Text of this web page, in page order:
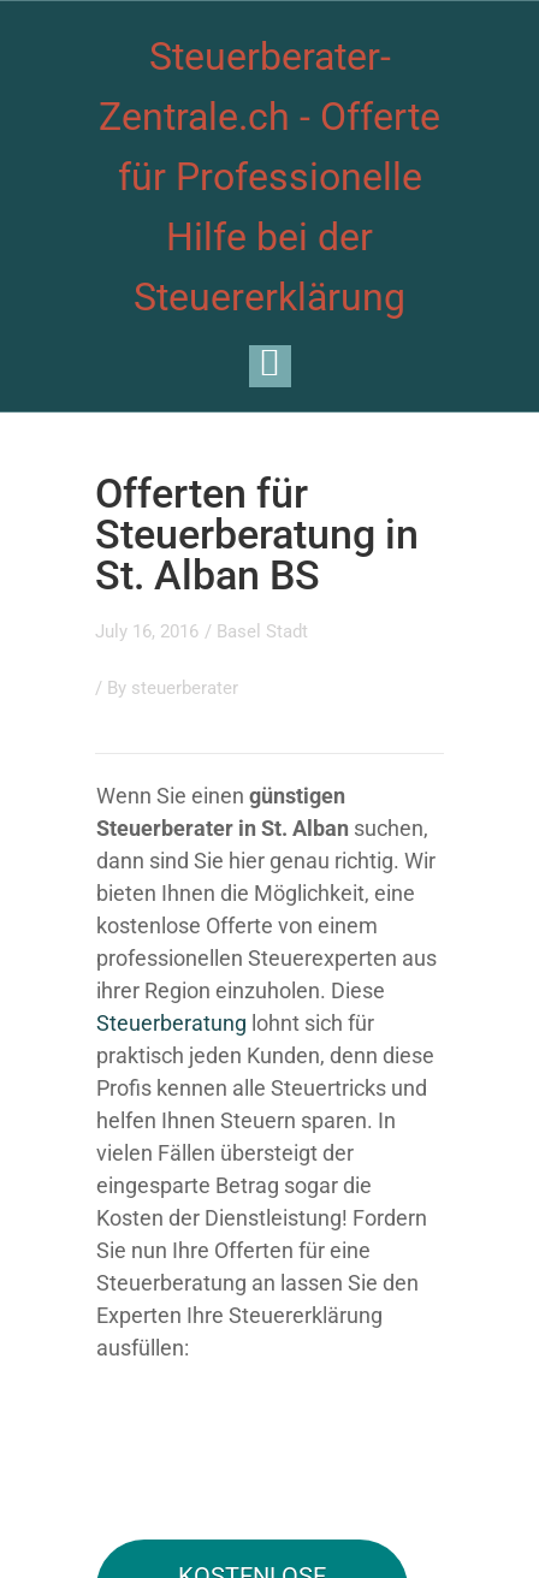
Steuerberater-
Zentrale.ch - Offerte
für Professionelle
Hilfe bei der
Steuererklärung
Offerten für
Steuerberatung in
St. Alban BS
July 16, 2016 / Basel Stadt
/ By steuerberater
Wenn Sie einen günstigen
Steuerberater in St. Alban suchen,
dann sind Sie hier genau richtig. Wir
bieten Ihnen die Möglichkeit, eine
kostenlose Offerte von einem
professionellen Steuerexperten aus
ihrer Region einzuholen. Diese
Steuerberatung lohnt sich für
praktisch jeden Kunden, denn diese
Profis kennen alle Steuertricks und
helfen Ihnen Steuern sparen. In
vielen Fällen übersteigt der
eingesparte Betrag sogar die
Kosten der Dienstleistung! Fordern
Sie nun Ihre Offerten für eine
Steuerberatung an lassen Sie den
Experten Ihre Steuererklärung
ausfüllen: